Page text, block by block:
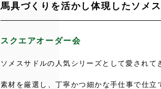
馬具づくりを活かし体現したソメ
スクエアオーダー会
ソメスサドルの人気シリーズとして愛され
素材を厳選し、丁寧かつ細かな手仕事で仕